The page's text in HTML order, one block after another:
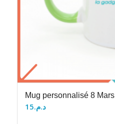
Mug personnalisé 8 Mars
د.م.15